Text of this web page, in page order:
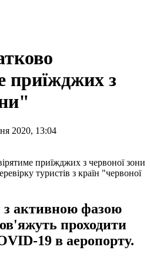
приїжджих з
2020, 13:04
туристів з країн "червоної
з активною фазою
проходити
19 в аеропорту.